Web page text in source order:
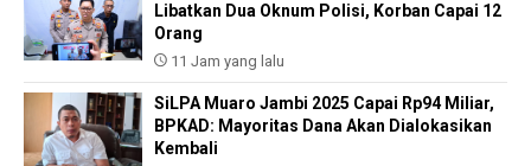
Libatkan Dua Oknum Polisi, Korban Capai 12
Orang
11 Jam yang lalu
SiLPA Muaro Jambi 2025 Capai Rp94 Miliar,
BPKAD: Mayoritas Dana Akan Dialokasikan
Kembali